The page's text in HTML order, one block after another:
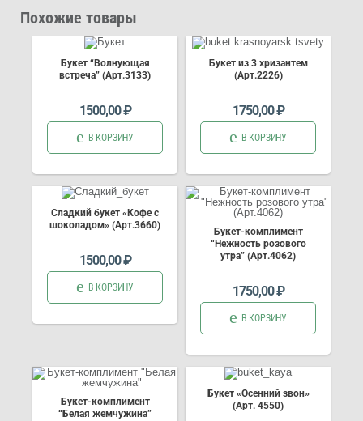
Похожие товары
Букет “Волнующая
встреча” (Арт.3133)
1500,00₽
В КОРЗИНУ
Букет из 3 хризантем
(Арт.2226)
1750,00₽
В КОРЗИНУ
Сладкий букет «Кофе с
шоколадом» (Арт.3660)
1500,00₽
В КОРЗИНУ
Букет-комплимент
“Нежность розового
утра” (Арт.4062)
1750,00₽
В КОРЗИНУ
Букет-комплимент
“Белая жемчужина”
Букет «Осенний звон»
(Арт. 4550)